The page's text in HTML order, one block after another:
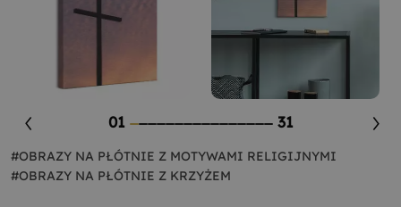
01 31
#OBRAZY NA PŁÓTNIE Z MOTYWAMI RELIGIJNYMI
#OBRAZY NA PŁÓTNIE Z KRZYŻEM